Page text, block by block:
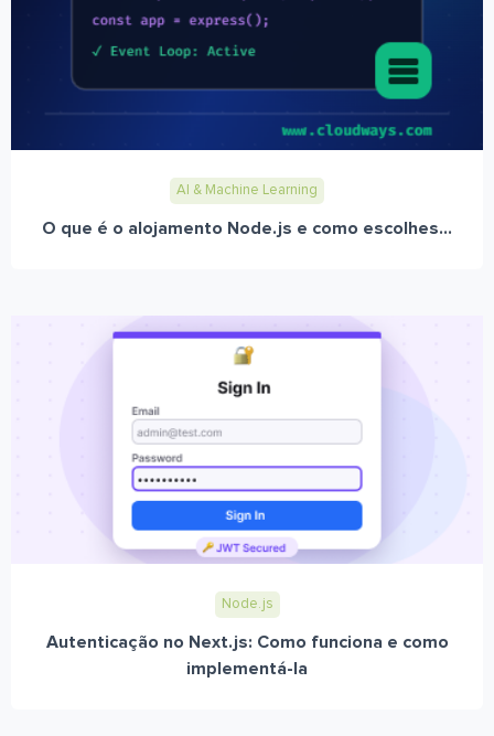
AI & Machine Learning
O que é o alojamento Node.js e como escolhes...
Node.js
Autenticação no Next.js: Como funciona e como
implementá-la